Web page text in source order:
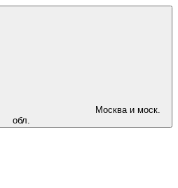
Москва и моск.
обл.